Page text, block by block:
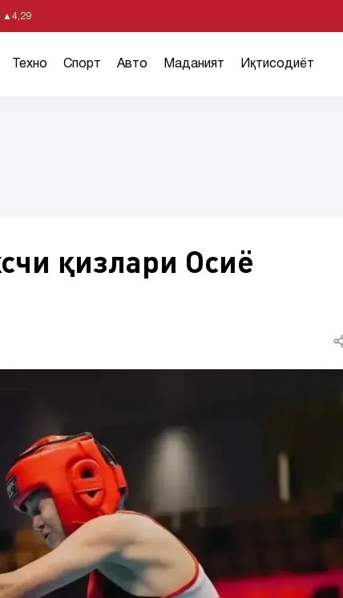
▲ 4,29
Техно Спорт Авто Маданият Иқтисодиёт
қизлари Осиё